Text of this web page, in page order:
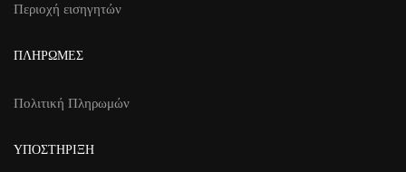
Περιοχή εισηγητών
ΠΛΗΡΩΜΈΣ
Πολιτική Πληρωμών
ΥΠΟΣΤΉΡΙΞΗ